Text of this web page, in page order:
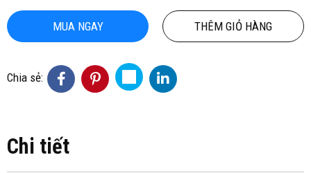
MUA NGAY THÊM GIỎ HÀNG
Chia sẻ:
Chi tiết